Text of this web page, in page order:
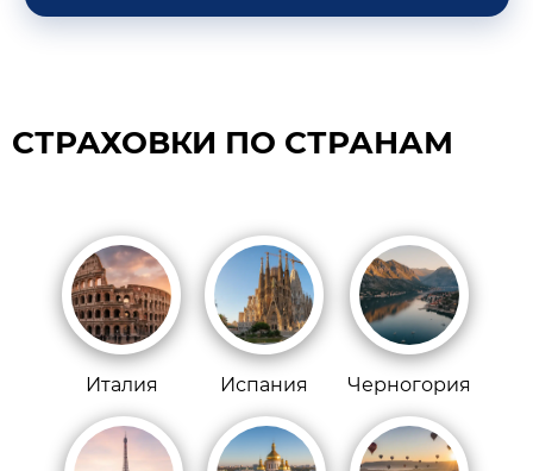
СТРАХОВКИ ПО СТРАНАМ
Италия Испания Черногория